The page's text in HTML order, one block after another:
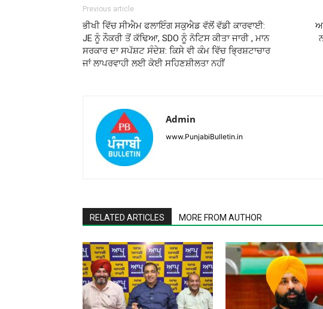
Previous article
ਭੀਖੀ ਵਿੱਚ ਸੀਐਮ ਫਲਾਇੰਗ ਸਕੁਐਡ ਵੱਲੋਂ ਵੱਡੀ ਕਾਰਵਾਈ:
JE ਨੂੰ ਨੌਕਰੀ ਤੋਂ ਕੱਢਿਆ, SDO ਨੂੰ ਨੋਟਿਸ ਕੀਤਾ ਜਾਰੀ , ਮਾਨ
ਸਰਕਾਰ ਦਾ ਸਪੱਸ਼ਟ ਸੰਦੇਸ਼: ਕਿਸੇ ਵੀ ਕੰਮ ਵਿੱਚ ਭ੍ਰਿਸ਼ਟਾਚਾਰ
ਜਾਂ ਲਾਪਰਵਾਹੀ ਲਈ ਕੋਈ ਸਹਿਣਸ਼ੀਲਤਾ ਨਹੀਂ
Admin
www.PunjabiBulletin.in
RELATED ARTICLES MORE FROM AUTHOR